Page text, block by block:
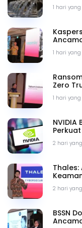
1 hari
1 hari
1 hari
Zero
2 hari
NVIDIA
2 hari
BSSN